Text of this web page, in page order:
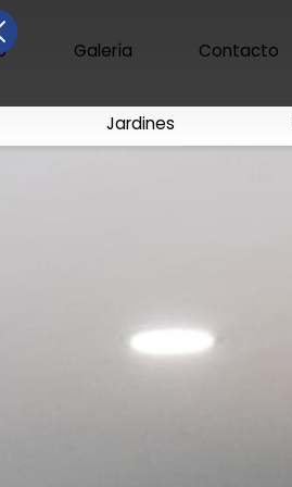
Galería Contacto
Jardines